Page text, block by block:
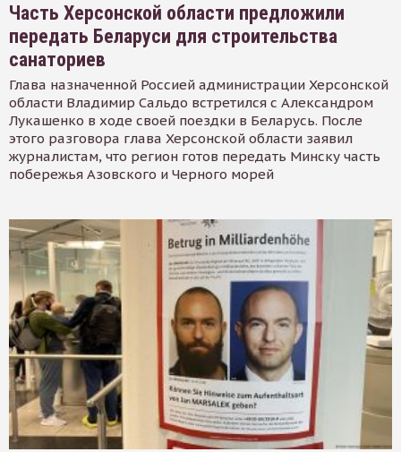
Часть Херсонской области предложили
передать Беларуси для строительства
санаториев
Глава назначенной Россией администрации Херсонской
области Владимир Сальдо встретился с Александром
Лукашенко в ходе своей поездки в Беларусь. После
этого разговора глава Херсонской области заявил
журналистам, что регион готов передать Минску часть
побережья Азовского и Черного морей